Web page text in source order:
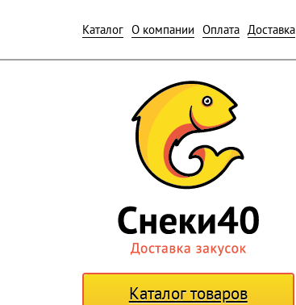
Каталог О компании Оплата Доставка
Каталог товаров